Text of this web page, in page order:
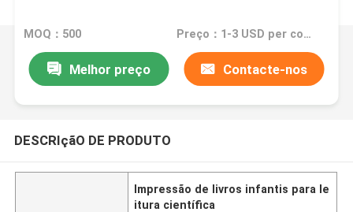
MOQ：500 Preço：1-3 USD per copy
Melhor preço Contacte-nos
DESCRIçãO DE PRODUTO
Impressão de livros infantis para le
itura científica